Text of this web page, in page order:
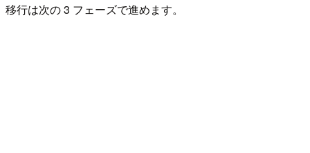
移行は次の 3 フェーズで進めます。